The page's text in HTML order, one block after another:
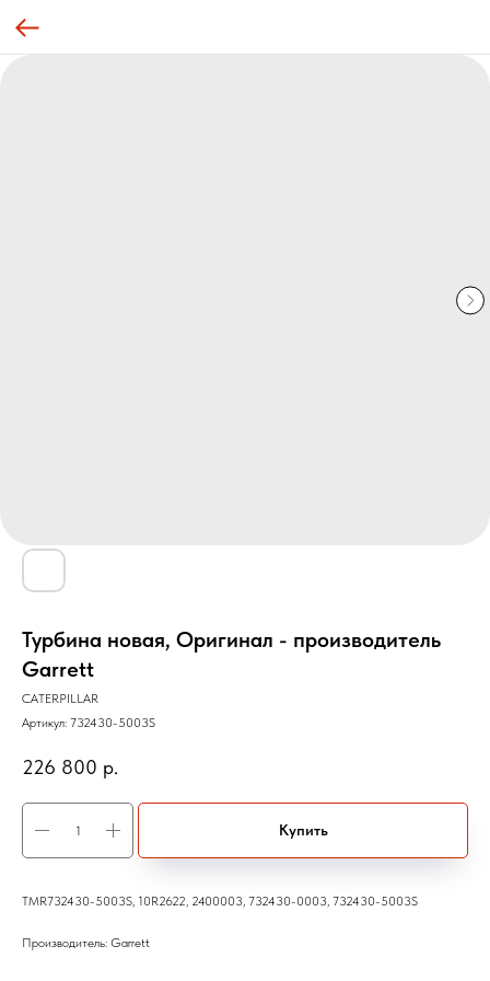
Турбина новая, Оригинал - производитель
Garrett
CATERPILLAR
Артикул: 732430-5003S
226 800 р.
Купить
TMR732430-5003S, 10R2622, 2400003, 732430-0003, 732430-5003S
Производитель: Garrett